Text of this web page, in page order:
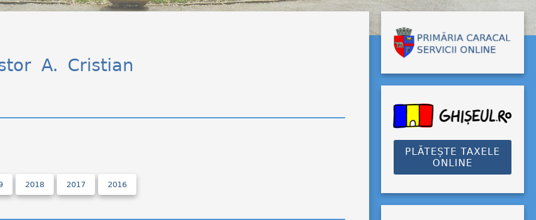
A. Cristian
2018 2017 2016
PLĂTEȘTE TAXELE
ONLINE